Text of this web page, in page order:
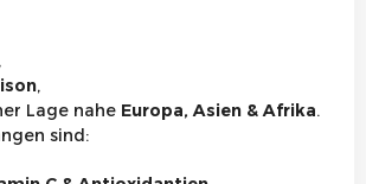
,
,
Lage nahe Europa, Asien & Afrika.
sind: